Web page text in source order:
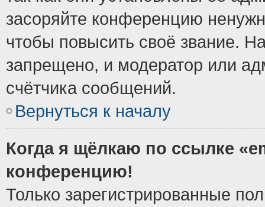
засоряйте конференцию
чтобы повысить своё звание.
запрещено, и модератор или
счётчика сообщений.
Вернуться к началу
Когда я щёлкаю по ссылке
конференцию!
Только зарегистрированные